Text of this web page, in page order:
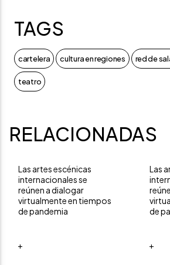
TAGS
cartelera cultura en regiones red de
teatro
RELACIONADAS
Las artes escénicas
internacionales se
reúnen a dialogar
virtualmente en tiempos
de pandemia
+
Las
de
+